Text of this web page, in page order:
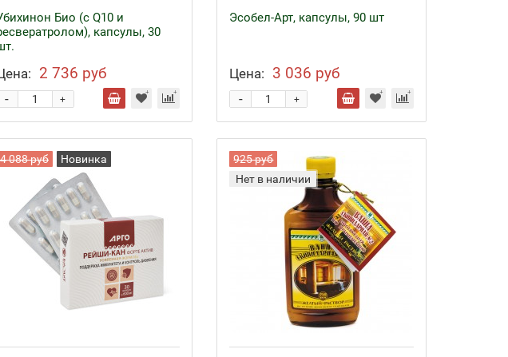
Био (с Q10 и
капсулы, 30
2 736 руб
+
-
Эсобел-Арт, капсулы, 90 шт
Цена: 3 036 руб
+
-
4 088 руб Новинка
925 руб
Нет в наличии